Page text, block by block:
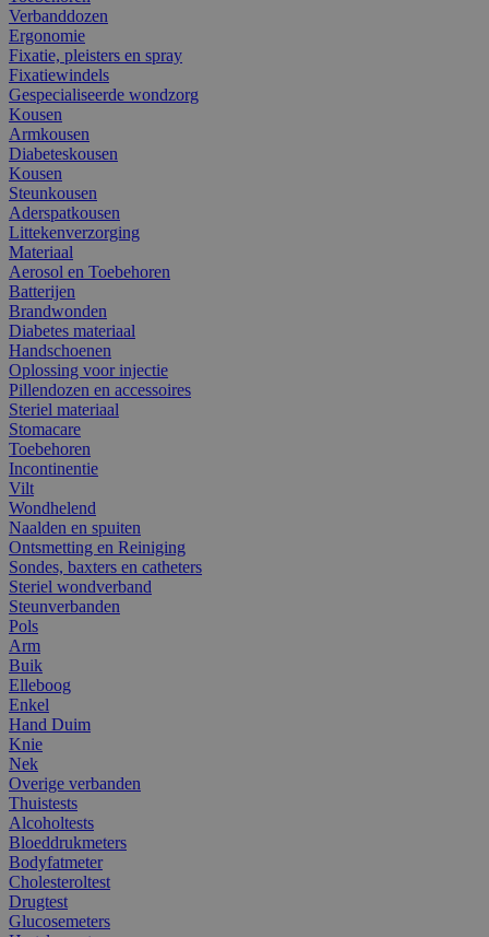
Verbanddozen
Ergonomie
Fixatie, pleisters en spray
Fixatiewindels
Gespecialiseerde wondzorg
Kousen
Armkousen
Diabeteskousen
Kousen
Steunkousen
Aderspatkousen
Littekenverzorging
Materiaal
Aerosol en Toebehoren
Batterijen
Brandwonden
Diabetes materiaal
Handschoenen
Oplossing voor injectie
Pillendozen en accessoires
Steriel materiaal
Stomacare
Toebehoren
Incontinentie
Vilt
Wondhelend
Naalden en spuiten
Ontsmetting en Reiniging
Sondes, baxters en catheters
Steriel wondverband
Steunverbanden
Pols
Arm
Buik
Elleboog
Enkel
Hand Duim
Knie
Nek
Overige verbanden
Thuistests
Alcoholtests
Bloeddrukmeters
Bodyfatmeter
Cholesteroltest
Drugtest
Glucosemeters